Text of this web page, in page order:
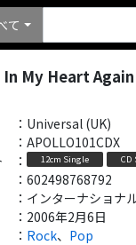
て
My Heart
： Universal (UK)
： APOLLO101CDX
： 12cm Single CD
： 602498768792
： インターナショ
： 2006年2月6日
： Rock、 Pop